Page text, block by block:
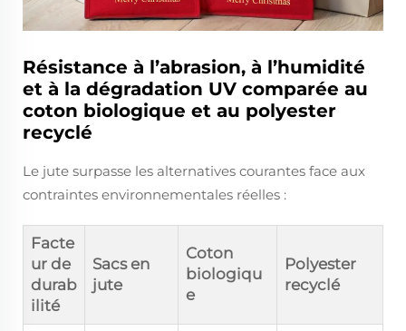
Résistance à l’abrasion, à l’humidité
et à la dégradation UV comparée au
coton biologique et au polyester
recyclé
Le jute surpasse les alternatives courantes face aux
contraintes environnementales réelles :
Facte
ur de
durab
ilité
Sacs en
jute
Coton
biologiqu
e
Polyester
recyclé